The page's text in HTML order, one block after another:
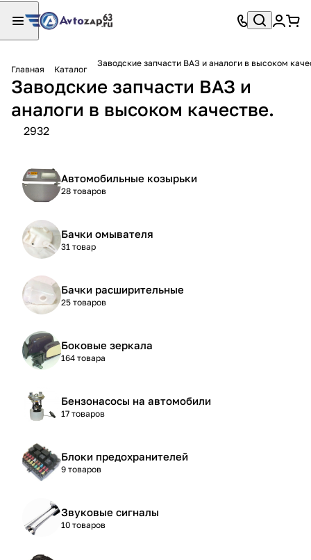
Главная Каталог
Заводские запчасти ВАЗ и аналоги в высоком
Заводские запчасти ВАЗ и
аналоги в высоком качестве.
2932
Автомобильные козырьки
28 товаров
Бачки омывателя
31 товар
Бачки расширительные
25 товаров
Боковые зеркала
164 товара
Бензонасосы на автомобили
17 товаров
Блоки предохранителей
9 товаров
Звуковые сигналы
10 товаров